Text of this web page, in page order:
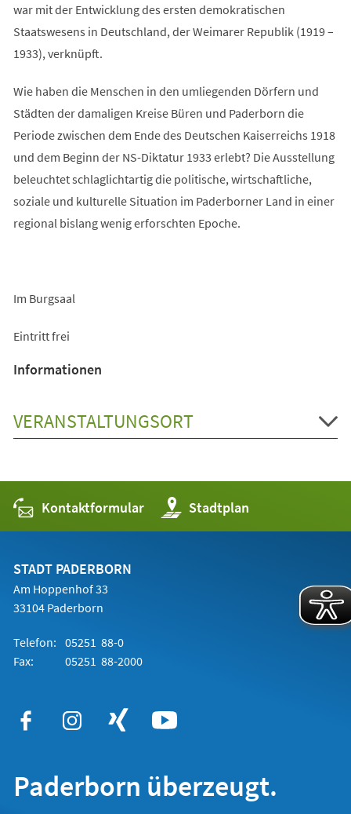
war mit der Entwicklung des ersten demokratischen
Staatswesens in Deutschland, der Weimarer Republik (1919 –
1933), verknüpft.
Wie haben die Menschen in den umliegenden Dörfern und
Städten der damaligen Kreise Büren und Paderborn die
Periode zwischen dem Ende des Deutschen Kaiserreichs 1918
und dem Beginn der NS-Diktatur 1933 erlebt? Die Ausstellung
beleuchtet schlaglichtartig die politische, wirtschaftliche,
soziale und kulturelle Situation im Paderborner Land in einer
regional bislang wenig erforschten Epoche.
Im Burgsaal
Eintritt frei
Informationen
VERANSTALTUNGSORT
Kontaktformular Stadtplan
(Öffnet
in
einem
STADT PADERBORN
Am Hoppenhof 33
33104 Paderborn
Telefon: 05251 88-0
Fax:
05251 88-2000
Paderborn überzeugt.